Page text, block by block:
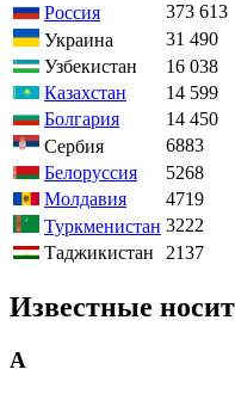
Россия
373 613
Украина
31 490
Узбекистан
16 038
Казахстан
14 599
Болгария
14 450
Сербия
6883
Белоруссия
5268
Молдавия
4719
Туркменистан 3222
Таджикистан
2137
Известные
А